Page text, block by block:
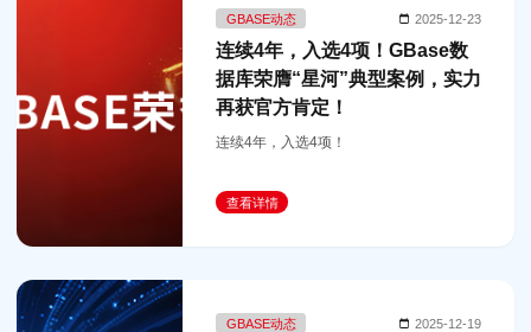
GBASE动态 2025-12-23
连续4年，入选4项！GBase数
据库荣膺“星河”典型案例，实力
再获官方肯定！
连续4年，入选4项！
查看详情
GBASE动态 2025-12-19